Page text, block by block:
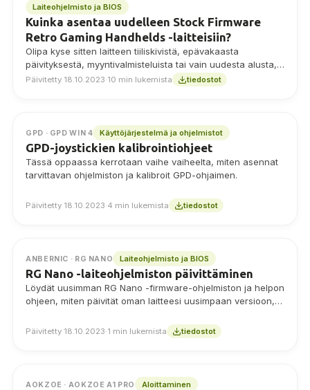
Laiteohjelmisto ja BIOS
Kuinka asentaa uudelleen Stock Firmware
Retro Gaming Handhelds -laitteisiin?
Olipa kyse sitten laitteen tiiliskivistä, epävakaasta
päivityksestä, myyntivalmisteluista tai vain uudesta alusta,
saatat joutua palauttamaan laiteohjelmiston ja asentamaan
Päivitetty 18.10.2023·10 min lukemista tiedostot
GPD · GPD WIN 4 Käyttöjärjestelmä ja ohjelmistot
GPD-joystickien kalibrointiohjeet
Tässä oppaassa kerrotaan vaihe vaiheelta, miten asennat
tarvittavan ohjelmiston ja kalibroit GPD-ohjaimen.
Päivitetty 18.10.2023·4 min lukemista tiedostot
ANBERNIC · RG NANO Laiteohjelmisto ja BIOS
RG Nano -laiteohjelmiston päivittäminen
Löydät uusimman RG Nano -firmware-ohjelmiston ja helpon
ohjeen, miten päivität oman laitteesi uusimpaan versioon,
Päivitetty 18.10.2023·1 min lukemista tiedostot
AOKZOE · AOKZOE A1 PRO Aloittaminen